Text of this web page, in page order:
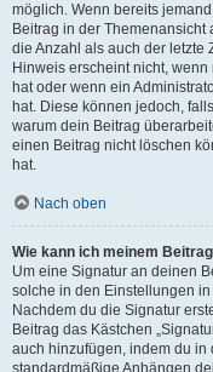
möglich. Wenn bereits
Beitrag in der Themenansicht
die Anzahl als auch der letzte
Hinweis erscheint nicht,
hat oder wenn ein
hat. Diese können jedoch,
warum dein Beitrag
einen Beitrag nicht löschen
hat.
Nach oben
Wie kann ich meinem
Um eine Signatur an deinen
solche in den Einstellungen
Nachdem du die Signatur
Beitrag das Kästchen
auch hinzufügen, indem du
standardmäßige Anhängen